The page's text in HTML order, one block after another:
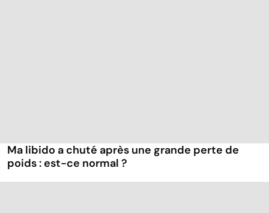
Ma libido a chuté après une grande perte de
poids : est-ce normal ?